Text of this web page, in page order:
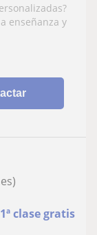
enseñanza y
1ª clase gratis